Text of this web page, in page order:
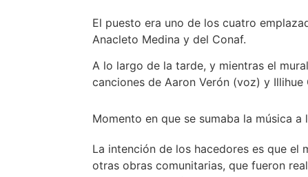
El puesto era uno de los cuatro
Anacleto Medina y del Conaf.
A lo largo de la tarde, y mientras el
canciones de Aaron Verón (voz) y
Momento en que se sumaba la música a
La intención de los hacedores es que
otras obras comunitarias, que fueron